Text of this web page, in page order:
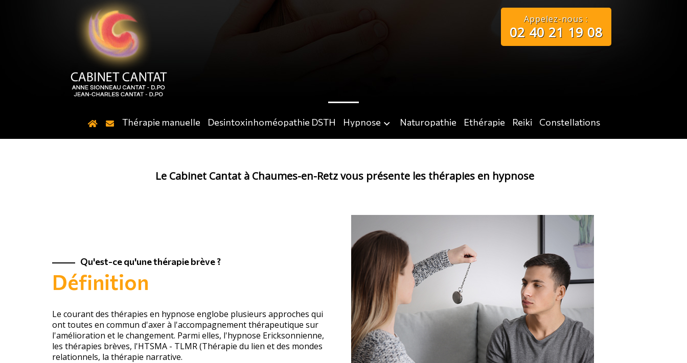
Appelez-nous :
02 40 21 19 08
Thérapie manuelle Desintoxinhoméopathie DSTH Hypnose Naturopathie Ethérapie Reiki Constellations
Le Cabinet Cantat à Chaumes-en-Retz vous présente les thérapies en hypnose
Qu'est-ce qu'une thérapie brève ?
Définition
Le courant des thérapies en hypnose englobe plusieurs approches qui
ont toutes en commun d'axer à l'accompagnement thérapeutique sur
l'amélioration et le changement. Parmi elles, l'hypnose Ericksonnienne,
les thérapies brèves, l'HTSMA - TLMR (Thérapie du lien et des mondes
relationnels, la thérapie narrative.